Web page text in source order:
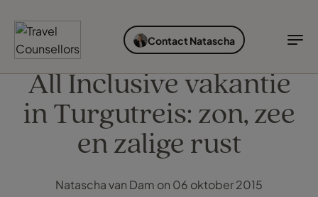
Ontdek bestemmingen
ONTDEK BESTEMMINGEN
Bestemmingen
Soorten vakanties
SOORTEN VAKANTIES
Soorten vakanties
Ideale reistijd
IDEALE REISTIJD
Ideale reistijd
INSPIRATIE
TC Reisroutes
Blogs
Bestemmingen
Contact Natascha
All Inclusive vakantie
in Turgutreis: zon, zee
en zalige rust
Natascha van Dam on 06 oktober 2015